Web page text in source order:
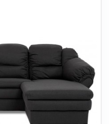
+
+
+